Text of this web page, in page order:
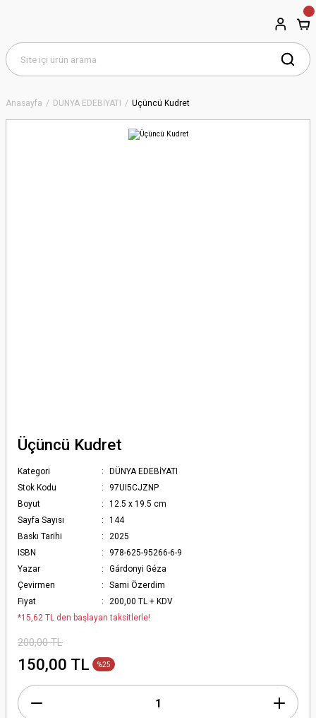
Anasayfa DÜNYA EDEBİYATI Üçüncü Kudret
Üçüncü Kudret
Kategori
DÜNYA EDEBİYATI
Stok Kodu
97UI5CJZNP
Boyut
12.5 x 19.5 cm
Sayfa Sayısı
144
Baskı Tarihi
2025
ISBN
978-625-95266-6-9
Yazar
Gárdonyi Géza
Çevirmen
Sami Özerdim
Fiyat
200,00 TL + KDV
*15,62 TL den başlayan taksitlerle!
200,00 TL
150,00 TL %25